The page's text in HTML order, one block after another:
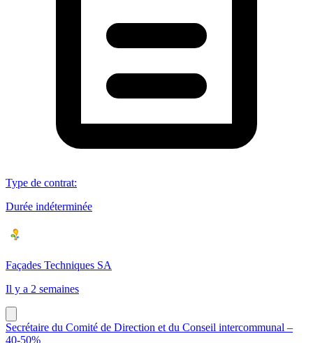
Type de contrat:
Durée indéterminée
Façades Techniques SA
Il y a 2 semaines
Secrétaire du Comité de Direction et du Conseil intercommunal –
40-50%